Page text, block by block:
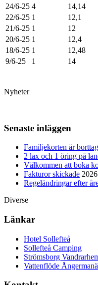
24/6-25 4 14,14
22/6-25 1 12,1
21/6-25 1 12
20/6-25 1 12,4
18/6-25 1 12,48
9/6-25
1 14
Nyheter
Senaste inläggen
Familjekorten är
2 lax och 1 öring på
Välkommen att boka
Fakturor skickade
Regeländringar efter
Diverse
Länkar
Hotel Sollefteå
Sollefteå Camping
Strömsborg
Vattenflöde